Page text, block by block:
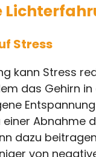
Stress
kann Stress
das Gehirn
Abnahme
dazu
von